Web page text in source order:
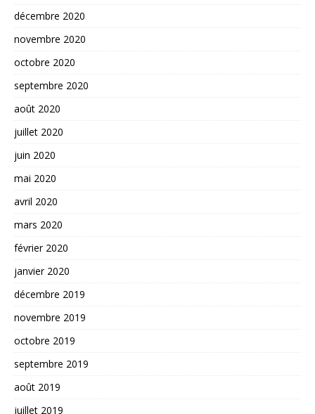
décembre 2020
novembre 2020
octobre 2020
septembre 2020
août 2020
juillet 2020
juin 2020
mai 2020
avril 2020
mars 2020
février 2020
janvier 2020
décembre 2019
novembre 2019
octobre 2019
septembre 2019
août 2019
juillet 2019